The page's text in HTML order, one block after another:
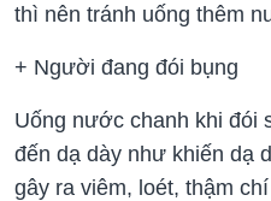
thì nên tránh uống thêm
+ Người đang đói bụng
Uống nước chanh khi đói
đến dạ dày như khiến dạ
gây ra viêm, loét, thậm